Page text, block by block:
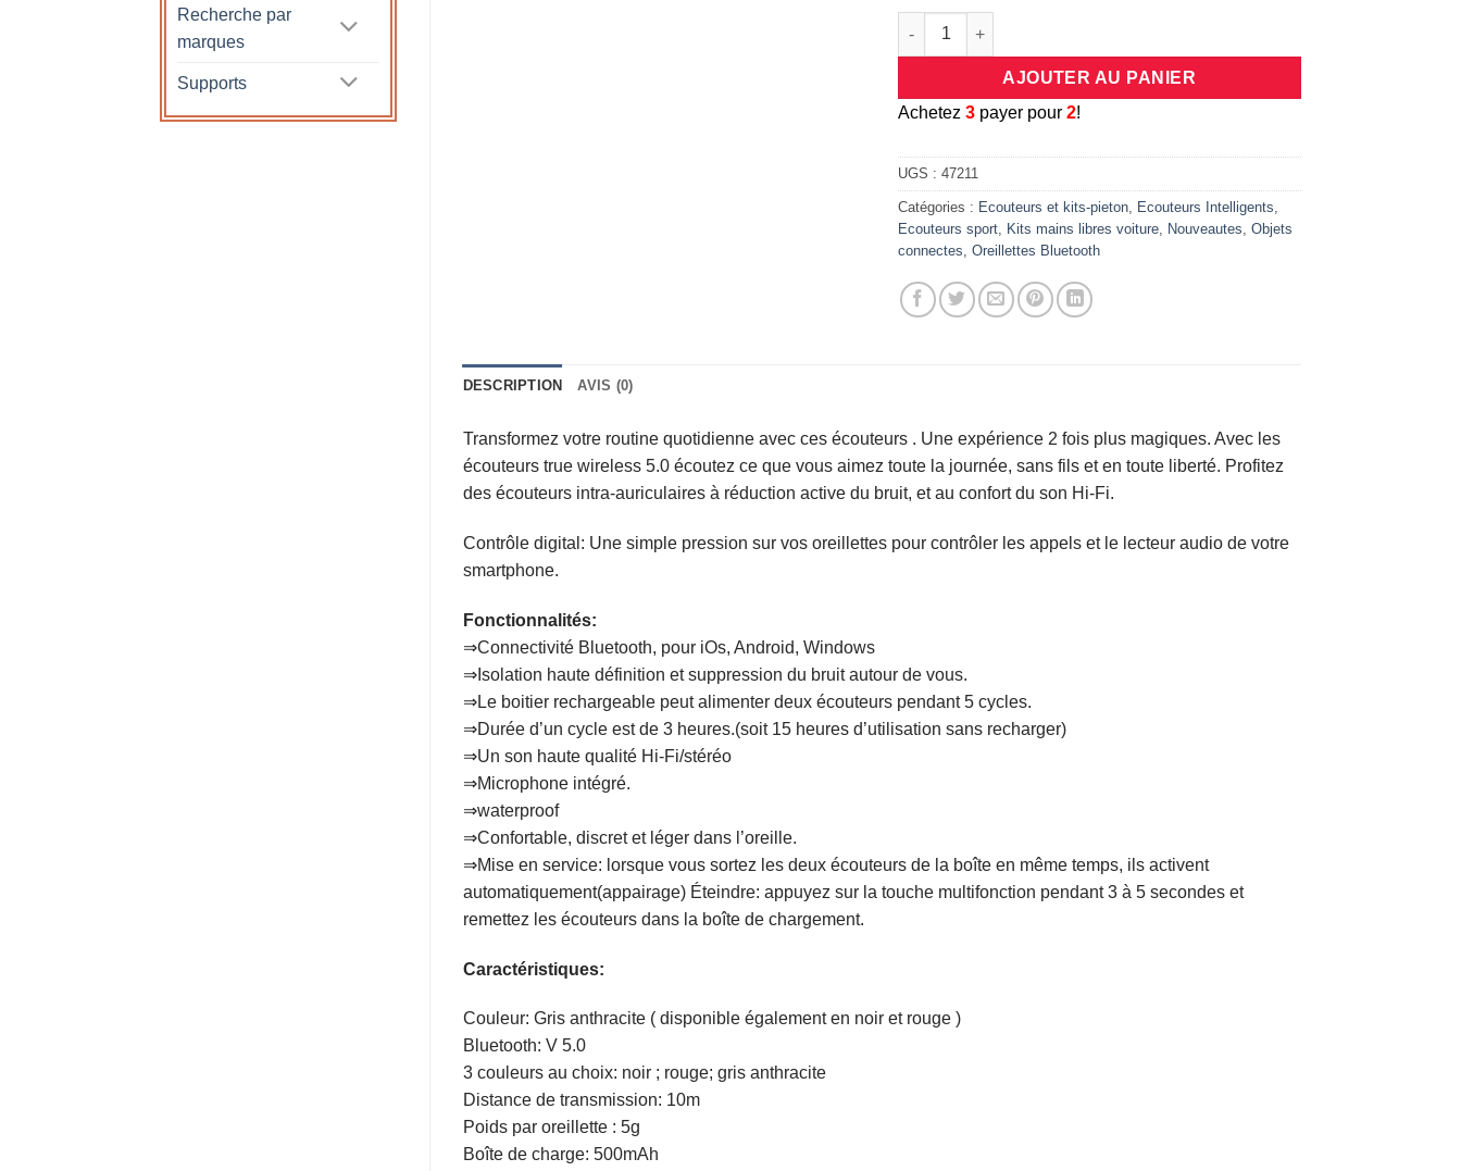
Recherche par
marques
Supports
quantité de écouteurs bluetooth sans fil waterproof multisport universel
AJOUTER AU PANIER
Achetez3 payer pour2!
UGS :47211
Catégories : Ecouteurs et kits-pieton, Ecouteurs Intelligents,
Ecouteurs sport, Kits mains libres voiture, Nouveautes,Objets
connectes,Oreillettes Bluetooth
DESCRIPTION AVIS (0)
Transformez votre routine quotidienne avec ces écouteurs . Une expérience 2 fois plus magiques. Avec les
écouteurs true wireless 5.0 écoutez ce que vous aimez toute la journée, sans fils et en toute liberté. Profitez
des écouteurs intra-auriculaires à réduction active du bruit, et au confort du son Hi-Fi.
Contrôle digital: Une simple pression sur vos oreillettes pour contrôler les appels et le lecteur audio de votre
smartphone.
Fonctionnalités:
⇒Connectivité Bluetooth, pour iOs, Android, Windows
⇒Isolation haute définition et suppression du bruit autour de vous.
⇒Le boitier rechargeable peut alimenter deux écouteurs pendant 5 cycles.
⇒Durée d’un cycle est de 3 heures.(soit 15 heures d’utilisation sans recharger)
⇒Un son haute qualité Hi-Fi/stéréo
⇒Microphone intégré.
⇒waterproof
⇒Confortable, discret et léger dans l’oreille.
⇒Mise en service: lorsque vous sortez les deux écouteurs de la boîte en même temps, ils activent
automatiquement(appairage) Éteindre: appuyez sur la touche multifonction pendant 3 à 5 secondes et
remettez les écouteurs dans la boîte de chargement.
Caractéristiques:
Couleur: Gris anthracite ( disponible également en noir et rouge )
Bluetooth: V 5.0
3 couleurs au choix: noir ; rouge; gris anthracite
Distance de transmission: 10m
Poids par oreillette : 5g
Boîte de charge: 500mAh